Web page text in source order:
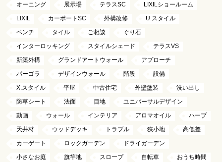
オーニング
展示場 テラスSC
LIXILショールーム
LIXIL
カーポートSC 外構改修
U.スタイル
ベンチ
タイル ご相談
ぐり石
インターロッキング
スタイルシェード
テラスVS
新築外構
グランドアートウォール
アプローチ
パーゴラ
デザインウォール 階段
設備
X.スタイル
平屋 中古住宅 外壁塗装
洗い出し
防草シート
法面 目地
ユニバーサルデザイン
動画
ウォール インテリア アロマオイル
ハーブ
天井材
ウッドデッキ トラブル 狭小地
高低差
カーゲート
ロックガーデン
ドライガーデン
小さなお庭
旗竿地 スロープ 自転車
おうち時間